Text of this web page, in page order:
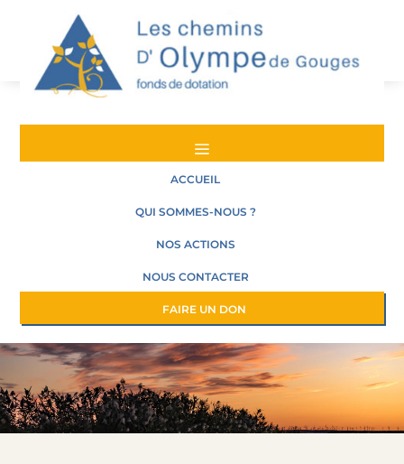
a
ACCUEIL
QUI SOMMES-NOUS ?
NOS ACTIONS
NOUS CONTACTER
FAIRE UN DON